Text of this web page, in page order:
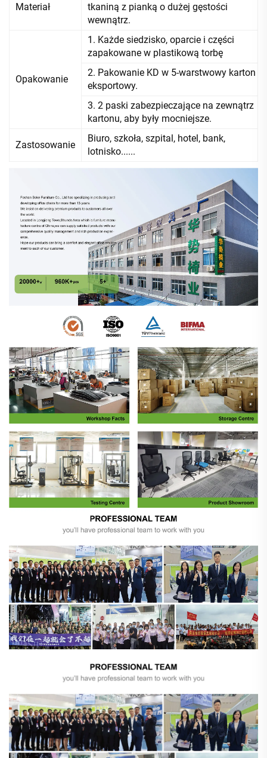
Materiał
tkaniną z pianką o dużej gęstości
wewnątrz.
Opakowanie
1. Każde siedzisko, oparcie i części
zapakowane w plastikową torbę
2. Pakowanie KD w 5-warstwowy karton
eksportowy.
3. 2 paski zabezpieczające na zewnątrz
kartonu, aby były mocniejsze.
Zastosowanie
Biuro, szkoła, szpital, hotel, bank,
lotnisko......